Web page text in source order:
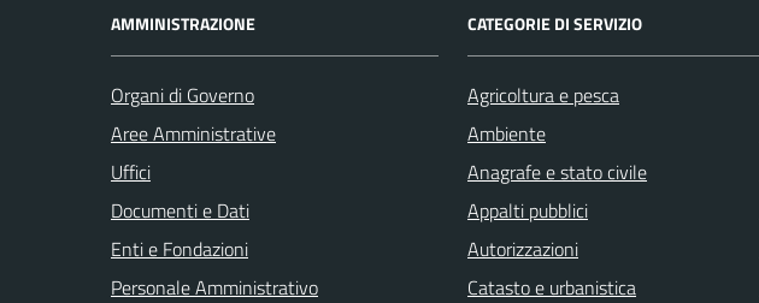
AMMINISTRAZIONE
Organi di Governo
Aree Amministrative
Uffici
Documenti e Dati
Enti e Fondazioni
Personale Amministrativo
CATEGORIE DI SERVIZIO
Agricoltura e pesca
Ambiente
Anagrafe e stato civile
Appalti pubblici
Autorizzazioni
Catasto e urbanistica